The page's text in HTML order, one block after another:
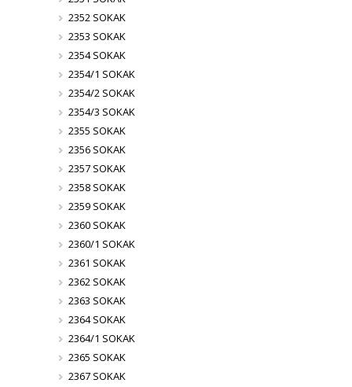
2352 SOKAK
2353 SOKAK
2354 SOKAK
2354/1 SOKAK
2354/2 SOKAK
2354/3 SOKAK
2355 SOKAK
2356 SOKAK
2357 SOKAK
2358 SOKAK
2359 SOKAK
2360 SOKAK
2360/1 SOKAK
2361 SOKAK
2362 SOKAK
2363 SOKAK
2364 SOKAK
2364/1 SOKAK
2365 SOKAK
2367 SOKAK